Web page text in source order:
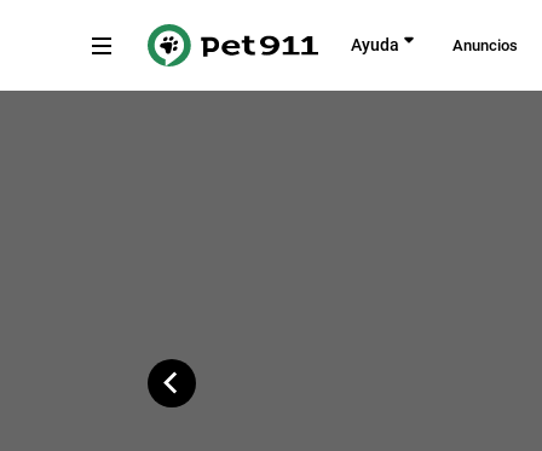
Ayuda Anuncios
Atrás